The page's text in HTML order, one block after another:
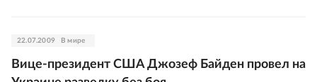
22.07.2009 В мире
Вице-президент США Джозеф Байден провел на